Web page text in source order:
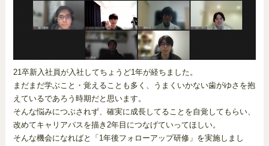
21卒新入社員が入社してちょうど1年が経ちました。
まだまだ学ぶこと・覚えることも多く、うまくいかない歯がゆさを抱
えているであろう時期だと思います。
そんな悩みにつぶされず、確実に成長してることを自覚してもらい、
改めてキャリアパスを描き2年目につなげていってほしい。
そんな機会になればと「1年後フォローアップ研修」を実施しまし